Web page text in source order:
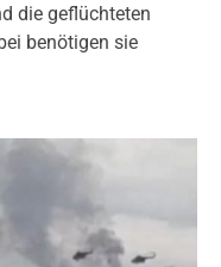
die geflüchteten
benötigen sie